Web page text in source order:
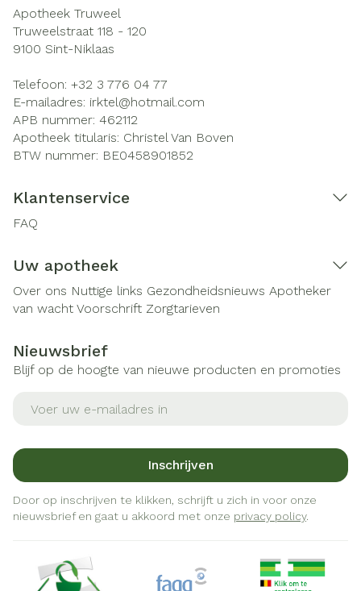
Apotheek Truweel
Truweelstraat 118 - 120
9100 Sint-Niklaas
Telefoon: +32 3 776 04 77
E-mailadres: irktel@hotmail.com
APB nummer: 462112
Apotheek titularis: Christel Van Boven
BTW nummer: BE0458901852
Klantenservice
FAQ
Uw apotheek
Over ons Nuttige links Gezondheidsnieuws Apotheker
van wacht Voorschrift Zorgtarieven
Nieuwsbrief
Blijf op de hoogte van nieuwe producten en promoties
Inschrijven
Door op inschrijven te klikken, schrijft u zich in voor onze
nieuwsbrief en gaat u akkoord met onze privacy policy.